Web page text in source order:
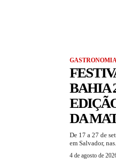
BAHIA
DA
De 17 a 27 de
em Salvador,
4 de agosto de